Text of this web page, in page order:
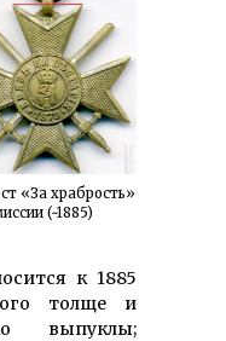
«За храбрость»
(~1885)
к 1885
толще и
выпуклы;